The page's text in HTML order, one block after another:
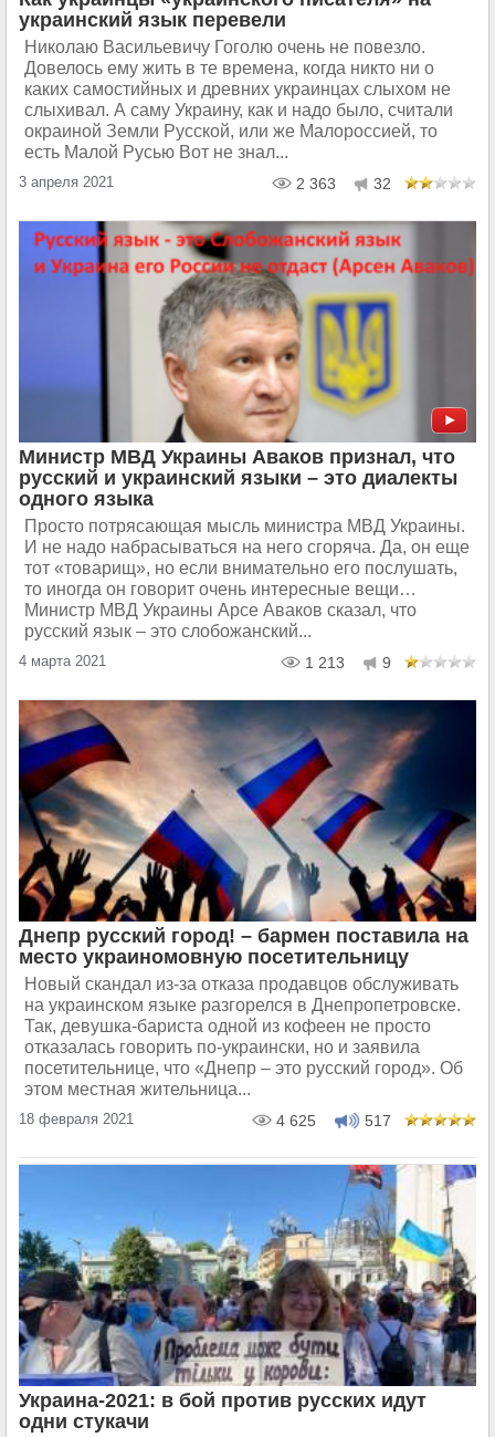
украинский язык перевели
Николаю Васильевичу Гоголю очень не повезло.
Довелось ему жить в те времена, когда никто ни о
каких самостийных и древних украинцах слыхом не
слыхивал. А саму Украину, как и надо было, считали
окраиной Земли Русской, или же Малороссией, то
есть Малой Русью Вот не знал...
3 апреля 2021 2 363 32
Министр МВД Украины Аваков признал, что
русский и украинский языки – это диалекты
одного языка
Просто потрясающая мысль министра МВД Украины.
И не надо набрасываться на него сгоряча. Да, он еще
тот «товарищ», но если внимательно его послушать,
то иногда он говорит очень интересные вещи…
Министр МВД Украины Арсе Аваков сказал, что
русский язык – это слобожанский...
4 марта 2021 1 213 9
Днепр русский город! – бармен поставила на
место украиномовную посетительницу
Новый скандал из-за отказа продавцов обслуживать
на украинском языке разгорелся в Днепропетровске.
Так, девушка-бариста одной из кофеен не просто
отказалась говорить по-украински, но и заявила
посетительнице, что «Днепр – это русский город». Об
этом местная жительница...
18 февраля 2021 4 625 517
Украина-2021: в бой против русских идут
одни стукачи